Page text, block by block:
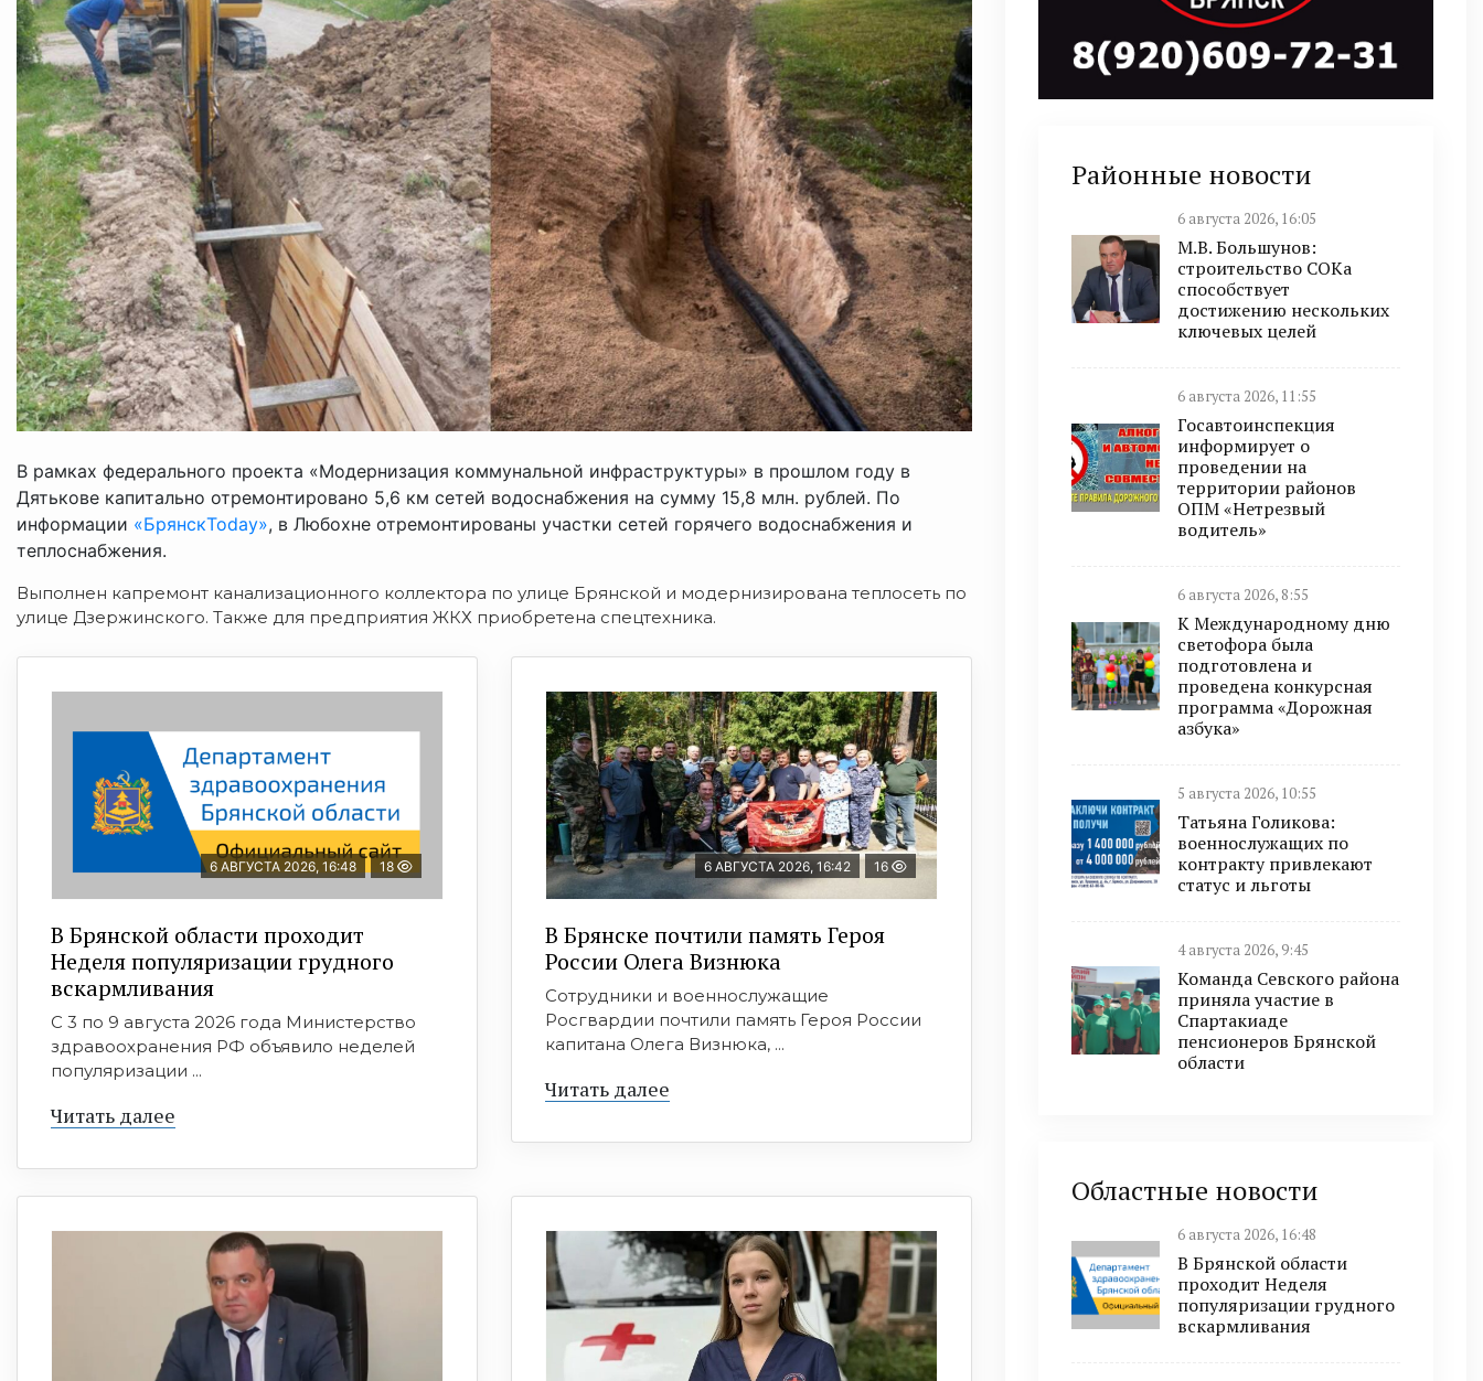
В рамках федерального проекта «Модернизация коммунальной инфраструктуры» в прошлом году в
Дятькове капитально отремонтировано 5,6 км сетей водоснабжения на сумму 15,8 млн. рублей. По
информации «БрянскToday», в Любохне отремонтированы участки сетей горячего водоснабжения и
теплоснабжения.
Выполнен капремонт канализационного коллектора по улице Брянской и модернизирована теплосеть по
улице Дзержинского. Также для предприятия ЖКХ приобретена спецтехника.
6 АВГУСТА 2026, 16:48 18
В Брянской области проходит
Неделя популяризации грудного
вскармливания
С 3 по 9 августа 2026 года Министерство
здравоохранения РФ объявило неделей
популяризации ...
Читать далее
6 АВГУСТА 2026, 16:42 16
В Брянске почтили память Героя
России Олега Визнюка
Сотрудники и военнослужащие
Росгвардии почтили память Героя России
капитана Олега Визнюка, ...
Читать далее
Районные новости
6 августа 2026, 16:05
М.В. Большунов:
строительство СОКа
способствует
достижению нескольких
ключевых целей
6 августа 2026, 11:55
Госавтоинспекция
информирует о
проведении на
территории районов
ОПМ «Нетрезвый
водитель»
6 августа 2026, 8:55
К Международному дню
светофора была
подготовлена и
проведена конкурсная
программа «Дорожная
азбука»
5 августа 2026, 10:55
Татьяна Голикова:
военнослужащих по
контракту привлекают
статус и льготы
4 августа 2026, 9:45
Команда Севского района
приняла участие в
Спартакиаде
пенсионеров Брянской
области
Областные новости
6 августа 2026, 16:48
В Брянской области
проходит Неделя
популяризации грудного
вскармливания